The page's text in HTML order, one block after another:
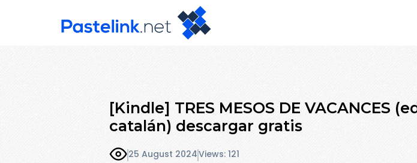
[Kindle] TRES MESOS DE VACANCES
catalán) descargar gratis
25 August 2024Views: 121